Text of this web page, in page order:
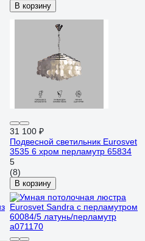
В корзину
31 100 ₽
Подвесной светильник Eurosvet
3535 6 хром перламутр 65834
5
(8)
В корзину